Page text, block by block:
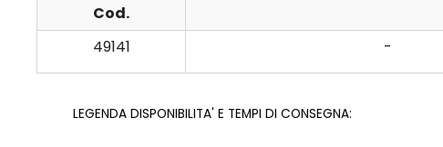
Cod.
49141
-
LEGENDA DISPONIBILITA' E TEMPI DI CONSEGNA: